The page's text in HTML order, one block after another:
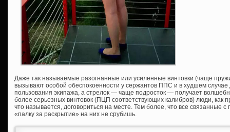
Даже так называемые разогнанные или усиленные винтовки (чаще
вызывают особой обеспокоенности у сержантов ППС и в худшем случае
пользования экипажа, а стрелок — чаще подросток — получает
более серьезных винтовок (ПЦП соответствующих калибров) люди, как
что называется, договориться на месте. Тем более, что все связанные
«палку за раскрытие» на них не срубишь.